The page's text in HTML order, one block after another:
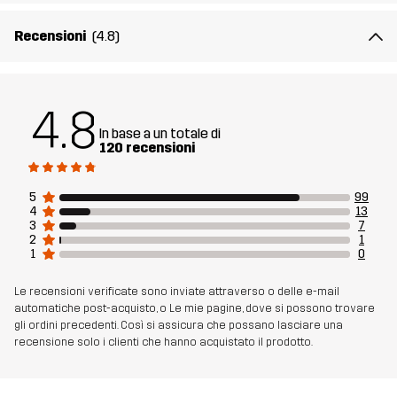
Sostenibilità
Realizzato per
Numero di
articolo
11112_2001
Recensioni (4.8)
4.8 In base a un totale di
120 recensioni
5
99
4
13
3
7
2
1
1
0
Le recensioni verificate sono inviate attraverso o delle e-mail
automatiche post-acquisto, o Le mie pagine, dove si possono trovare
gli ordini precedenti. Così si assicura che possano lasciare una
recensione solo i clienti che hanno acquistato il prodotto.